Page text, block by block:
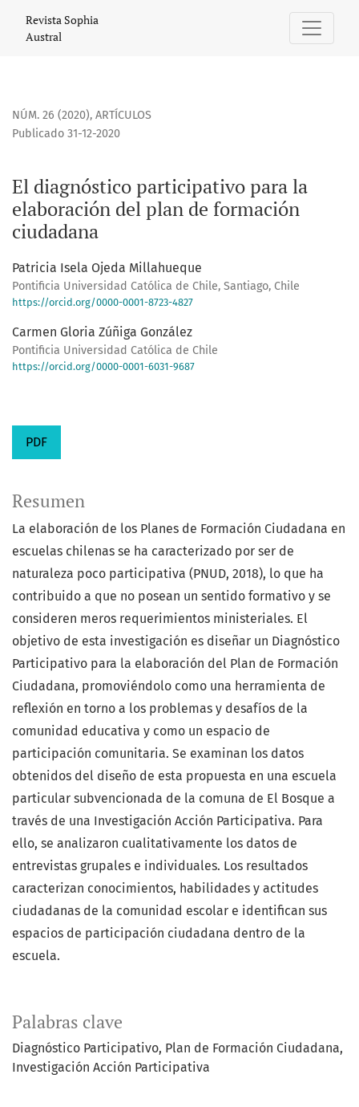
El diagnóstico participativo para la elaboración del plan
Revista Sophia
Austral
NÚM. 26 (2020), ARTÍCULOS
El diagnóstico participativo para la
elaboración del plan de formación
ciudadana
Publicado 31-12-2020
Patricia Isela Ojeda Millahueque
Pontificia Universidad Católica de Chile, Santiago, Chile
https://orcid.org/0000-0001-8723-4827
Carmen Gloria Zúñiga González
Pontificia Universidad Católica de Chile
https://orcid.org/0000-0001-6031-9687
PDF
Palabras clave
Diagnóstico Participativo Plan de Formación Ciudadana
Investigación Acción Participativa
Resumen
La elaboración de los Planes de Formación Ciudadana en
escuelas chilenas se ha caracterizado por ser de
naturaleza poco participativa (PNUD, 2018), lo que ha
contribuido a que no posean un sentido formativo y se
consideren meros requerimientos ministeriales. El
objetivo de esta investigación es diseñar un Diagnóstico
Participativo para la elaboración del Plan de Formación
Ciudadana, promoviéndolo como una herramienta de
reflexión en torno a los problemas y desafíos de la
comunidad educativa y como un espacio de
participación comunitaria. Se examinan los datos
obtenidos del diseño de esta propuesta en una escuela
particular subvencionada de la comuna de El Bosque a
través de una Investigación Acción Participativa. Para
ello, se analizaron cualitativamente los datos de
entrevistas grupales e individuales. Los resultados
caracterizan conocimientos, habilidades y actitudes
ciudadanas de la comunidad escolar e identifican sus
espacios de participación ciudadana dentro de la
escuela.